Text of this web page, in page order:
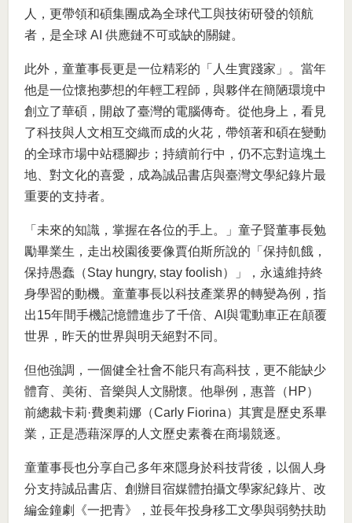
人，更帶領和碩集團成為全球代工與技術研發的領航
者，是全球 AI 供應鏈不可或缺的關鍵。
此外，童董事長更是一位精彩的「人生實踐家」。當年
他是一位懷抱夢想的年輕工程師，與夥伴在簡陋環境中
創立了華碩，開啟了臺灣的電腦傳奇。從他身上，看見
了科技與人文相互交織而成的火花，帶領著和碩在變動
的全球市場中站穩腳步；持續前行中，仍不忘對這塊土
地、對文化的喜愛，成為誠品書店與臺灣文學紀錄片最
重要的支持者。
「未來的知識，掌握在各位的手上。」童子賢董事長勉
勵畢業生，走出校園後要像賈伯斯所說的「保持飢餓，
保持愚蠢（Stay hungry, stay foolish）」，永遠維持終
身學習的動機。童董事長以科技產業界的轉變為例，指
出15年間手機記憶體進步了千倍、AI與電動車正在顛覆
世界，昨天的世界與明天絕對不同。
但他強調，一個健全社會不能只有高科技，更不能缺少
體育、美術、音樂與人文關懷。他舉例，惠普（HP）
前總裁卡莉·費奧莉娜（Carly Fiorina）其實是歷史系畢
業，正是憑藉深厚的人文歷史素養在商場競逐。
童董事長也分享自己多年來隱身於科技背後，以個人身
分支持誠品書店、創辦目宿媒體拍攝文學家紀錄片、改
編金鐘劇《一把青》，並長年投身移工文學與弱勢扶助